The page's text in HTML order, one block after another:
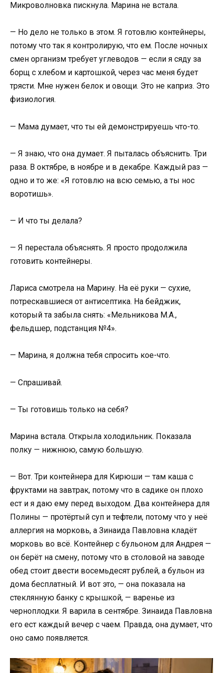
Микроволновка пискнула. Марина не встала.
— Но дело не только в этом. Я готовлю контейнеры,
потому что так я контролирую, что ем. После ночных
смен организм требует углеводов — если я сяду за
борщ с хлебом и картошкой, через час меня будет
трясти. Мне нужен белок и овощи. Это не каприз. Это
физиология.
— Мама думает, что ты ей демонстрируешь что-то.
— Я знаю, что она думает. Я пыталась объяснить. Три
раза. В октябре, в ноябре и в декабре. Каждый раз —
одно и то же: «Я готовлю на всю семью, а ты нос
воротишь».
— И что ты делала?
— Я перестала объяснять. Я просто продолжила
готовить контейнеры.
Лариса смотрела на Марину. На её руки — сухие,
потрескавшиеся от антисептика. На бейджик,
который та забыла снять: «Мельникова М.А.,
фельдшер, подстанция №4».
— Марина, я должна тебя спросить кое-что.
— Спрашивай.
— Ты готовишь только на себя?
Марина встала. Открыла холодильник. Показала
полку — нижнюю, самую большую.
— Вот. Три контейнера для Кирюши — там каша с
фруктами на завтрак, потому что в садике он плохо
ест и я даю ему перед выходом. Два контейнера для
Полины — протёртый суп и тефтели, потому что у неё
аллергия на морковь, а Зинаида Павловна кладёт
морковь во всё. Контейнер с бульоном для Андрея —
он берёт на смену, потому что в столовой на заводе
обед стоит двести восемьдесят рублей, а бульон из
дома бесплатный. И вот это, — она показала на
стеклянную банку с крышкой, — варенье из
черноплодки. Я варила в сентябре. Зинаида Павловна
его ест каждый вечер с чаем. Правда, она думает, что
оно само появляется.